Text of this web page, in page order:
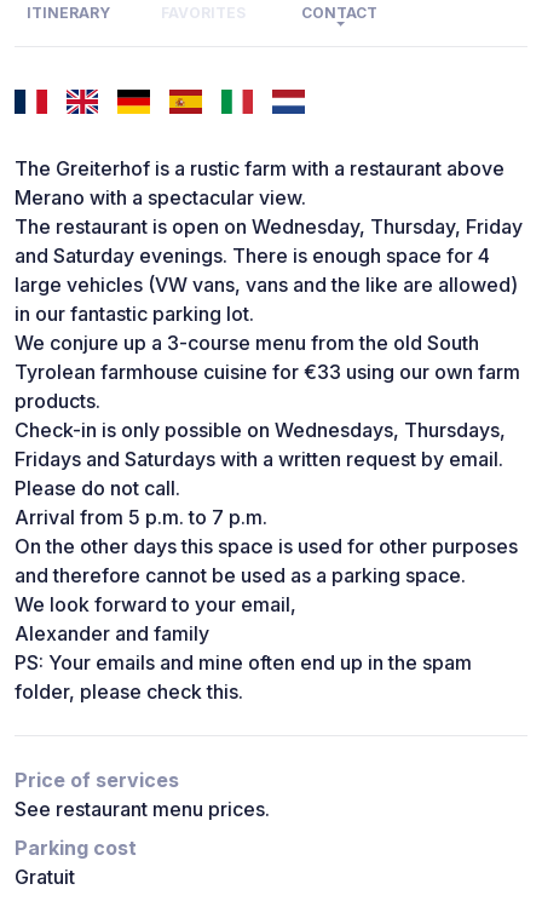
ITINERARY FAVORITES CONTACT
The Greiterhof is a rustic farm with a restaurant above
Merano with a spectacular view.
The restaurant is open on Wednesday, Thursday, Friday
and Saturday evenings. There is enough space for 4
large vehicles (VW vans, vans and the like are allowed)
in our fantastic parking lot.
We conjure up a 3-course menu from the old South
Tyrolean farmhouse cuisine for €33 using our own farm
products.
Check-in is only possible on Wednesdays, Thursdays,
Fridays and Saturdays with a written request by email.
Please do not call.
Arrival from 5 p.m. to 7 p.m.
On the other days this space is used for other purposes
and therefore cannot be used as a parking space.
We look forward to your email,
Alexander and family
PS: Your emails and mine often end up in the spam
folder, please check this.
Price of services
See restaurant menu prices.
Parking cost
Gratuit